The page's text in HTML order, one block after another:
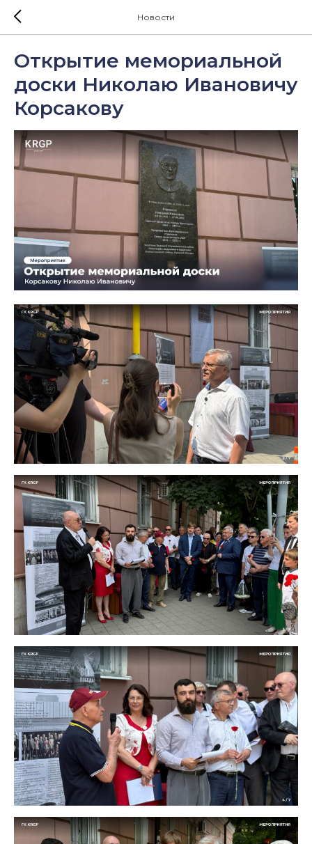
Новости
Открытие мемориальной
доски Николаю Ивановичу
Корсакову